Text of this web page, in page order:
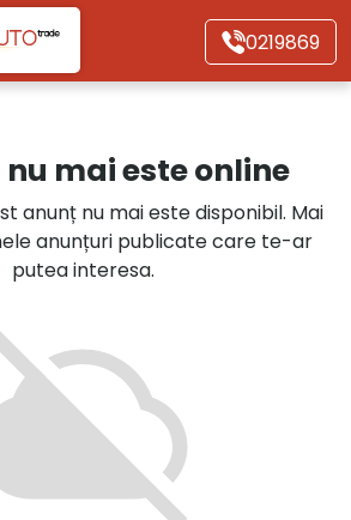
principal
0219869
mai este online
anunț nu mai este disponibil. Mai
anunțuri publicate care te-ar
putea interesa.